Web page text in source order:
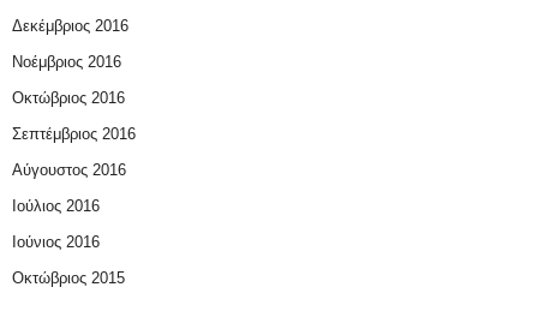
Δεκέμβριος 2016
Νοέμβριος 2016
Οκτώβριος 2016
Σεπτέμβριος 2016
Αύγουστος 2016
Ιούλιος 2016
Ιούνιος 2016
Οκτώβριος 2015